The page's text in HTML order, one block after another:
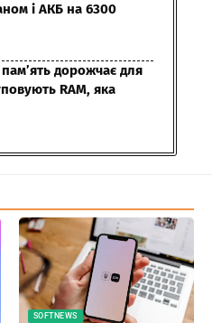
і АКБ на 6300
дорожчає для
RAM, яка
SOFTNEWS